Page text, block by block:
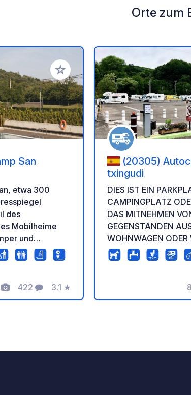
Orte zum
Zu Ihren Favoriten hinzufügen
San
etwa 300
des
Mobilheime
und
sind
Wohnwagen
mit
422
Kommentare
3.1
Bewertung
★
(20305)
txingudi
DIES IST EIN
CAMPINGPLATZ
DAS MITNEHMEN
GEGENSTÄNDEN
WOHNWAGEN
VERBOTEN. UNSERE
SIND 7 M X 3,5 M
einschließlich
oder Anhänger,
8